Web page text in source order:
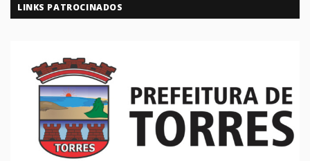
LINKS PATROCINADOS